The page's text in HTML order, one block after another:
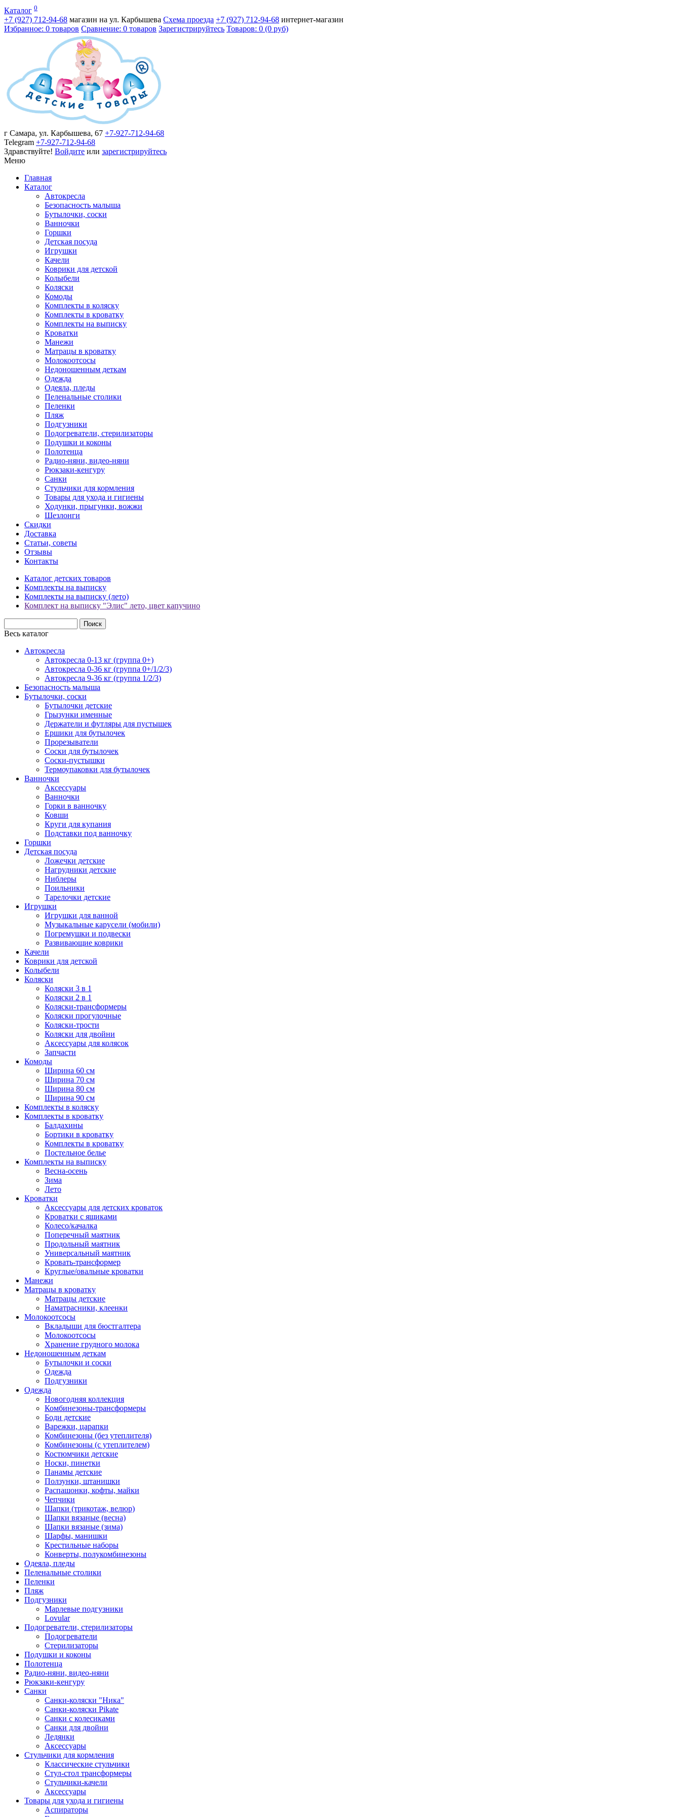
Каталог 0
+7 (927) 712-94-68 магазин на ул. Карбышева Схема проезда +7 (927) 712-94-68 интернет-магазин
Избранное: 0 товаров Сравнение: 0 товаров Зарегистрируйтесь Товаров: 0 (0 руб)
г Самара, ул. Карбышева, 67 +7-927-712-94-68
Telegram +7-927-712-94-68
Здравствуйте! Войдите или зарегистрируйтесь
Меню
Главная
Каталог
Автокресла
Безопасность малыша
Бутылочки, соски
Ванночки
Горшки
Детская посуда
Игрушки
Качели
Коврики для детской
Колыбели
Коляски
Комоды
Комплекты в коляску
Комплекты в кроватку
Комплекты на выписку
Кроватки
Манежи
Матрацы в кроватку
Молокоотсосы
Недоношенным деткам
Одежда
Одеяла, пледы
Пеленальные столики
Пеленки
Пляж
Подгузники
Подогреватели, стерилизаторы
Подушки и коконы
Полотенца
Радио-няни, видео-няни
Рюкзаки-кенгуру
Санки
Стульчики для кормления
Товары для ухода и гигиены
Ходунки, прыгунки, вожжи
Шезлонги
Скидки
Доставка
Статьи, советы
Отзывы
Контакты
Каталог детских товаров
Комплекты на выписку
Комплекты на выписку (лето)
Комплект на выписку "Элис" лето, цвет капучино
Весь каталог
Автокресла
Автокресла 0-13 кг (группа 0+)
Автокресла 0-36 кг (группа 0+/1/2/3)
Автокресла 9-36 кг (группа 1/2/3)
Безопасность малыша
Бутылочки, соски
Бутылочки детские
Грызунки именные
Держатели и футляры для пустышек
Ершики для бутылочек
Прорезыватели
Соски для бутылочек
Соски-пустышки
Термоупаковки для бутылочек
Ванночки
Аксессуары
Ванночки
Горки в ванночку
Ковши
Круги для купания
Подставки под ванночку
Горшки
Детская посуда
Ложечки детские
Нагрудники детские
Ниблеры
Поильники
Тарелочки детские
Игрушки
Игрушки для ванной
Музыкальные карусели (мобили)
Погремушки и подвески
Развивающие коврики
Качели
Коврики для детской
Колыбели
Коляски
Коляски 3 в 1
Коляски 2 в 1
Коляски-трансформеры
Коляски прогулочные
Коляски-трости
Коляски для двойни
Аксессуары для колясок
Запчасти
Комоды
Ширина 60 см
Ширина 70 см
Ширина 80 см
Ширина 90 см
Комплекты в коляску
Комплекты в кроватку
Балдахины
Бортики в кроватку
Комплекты в кроватку
Постельное белье
Комплекты на выписку
Весна-осень
Зима
Лето
Кроватки
Аксессуары для детских кроваток
Кроватки с ящиками
Колесо/качалка
Поперечный маятник
Продольный маятник
Универсальный маятник
Кровать-трансформер
Круглые/овальные кроватки
Манежи
Матрацы в кроватку
Матрацы детские
Наматрасники, клеенки
Молокоотсосы
Вкладыши для бюстгалтера
Молокоотсосы
Хранение грудного молока
Недоношенным деткам
Бутылочки и соски
Одежда
Подгузники
Одежда
Новогодняя коллекция
Комбинезоны-трансформеры
Боди детские
Варежки, царапки
Комбинезоны (без утеплителя)
Комбинезоны (с утеплителем)
Костюмчики детские
Носки, пинетки
Панамы детские
Ползунки, штанишки
Распашонки, кофты, майки
Чепчики
Шапки (трикотаж, велюр)
Шапки вязаные (весна)
Шапки вязаные (зима)
Шарфы, манишки
Крестильные наборы
Конверты, полукомбинезоны
Одеяла, пледы
Пеленальные столики
Пеленки
Пляж
Подгузники
Марлевые подгузники
Lovular
Подогреватели, стерилизаторы
Подогреватели
Стерилизаторы
Подушки и коконы
Полотенца
Радио-няни, видео-няни
Рюкзаки-кенгуру
Санки
Санки-коляски "Ника"
Санки-коляски Pikate
Санки с колесиками
Санки для двойни
Ледянки
Аксессуары
Стульчики для кормления
Классические стульчики
Стул-стол трансформеры
Стульчики-качели
Аксессуары
Товары для ухода и гигиены
Аспираторы